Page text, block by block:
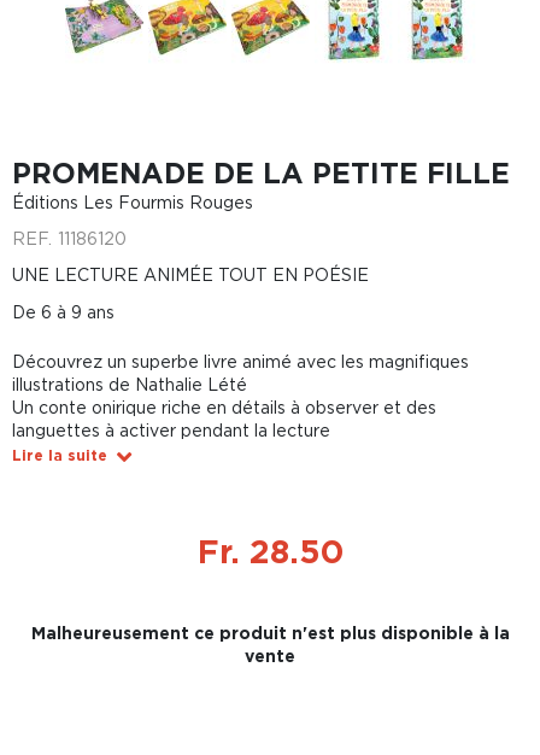
PROMENADE DE LA PETITE FILLE
Éditions Les Fourmis Rouges
REF. 11186120
UNE LECTURE ANIMÉE TOUT EN POÉSIE
De 6 à 9 ans
Découvrez un superbe livre animé avec les magnifiques
illustrations de Nathalie Lété
Un conte onirique riche en détails à observer et des
languettes à activer pendant la lecture
Lire la suite
Fr. 28.50
Malheureusement ce produit n'est plus disponible à la
vente